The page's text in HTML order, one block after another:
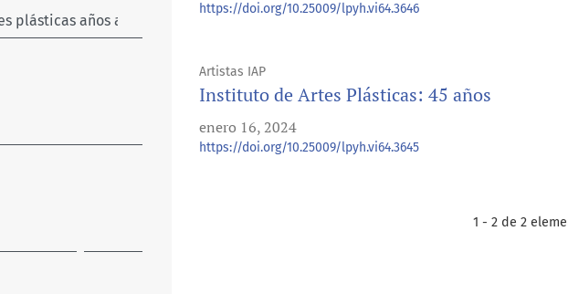
https://doi.org/10.25009/lpyh.vi64.3646
Artistas IAP
Instituto de Artes Plásticas: 45 años
enero 16, 2024
https://doi.org/10.25009/lpyh.vi64.3645
1 - 2 de 2